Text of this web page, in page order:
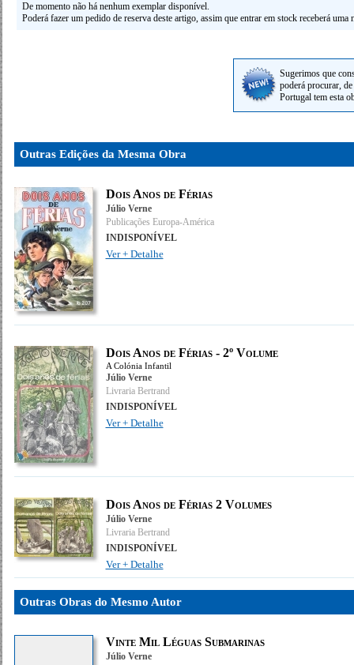
De momento não há nenhum exemplar disponível.
Poderá fazer um pedido de reserva deste artigo, assim que entrar em stock receberá
Sugerimos que
poderá procurar,
Portugal tem esta
Outras Edições da Mesma Obra
Dois Anos de Férias
Júlio Verne
Publicações Europa-América
INDISPONÍVEL
Ver + Detalhe
Dois Anos de Férias - 2º Volume
A Colónia Infantil
Júlio Verne
Livraria Bertrand
INDISPONÍVEL
Ver + Detalhe
Dois Anos de Férias 2 Volumes
Júlio Verne
Livraria Bertrand
INDISPONÍVEL
Ver + Detalhe
Outras Obras do Mesmo Autor
Vinte Mil Léguas Submarinas
Júlio Verne